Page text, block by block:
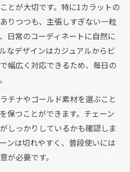
とが大切です。特に1カラットの
りつつも、主張しすぎない一粒
日常のコーディネートに自然に
なデザインはカジュアルからビ
幅広く対応できるため、毎日の
チナやゴールド素材を選ぶこと
保つことができます。チェーン
しっかりしているかも確認しま
ンは切れやすく、普段使いには
が必要です。